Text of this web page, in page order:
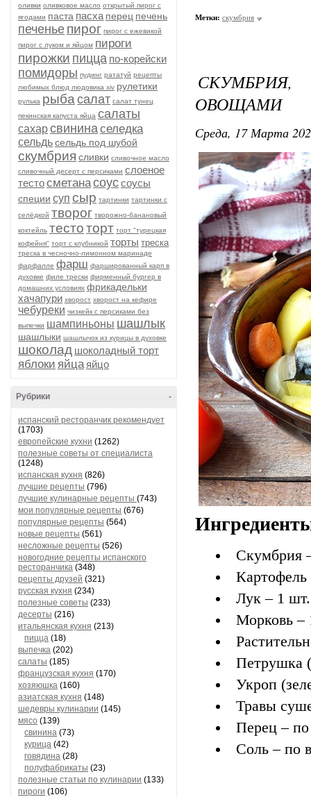
оливки оливковое масло открытый пирог с
ягодами паста пасха перец печень
печенье пирог пирог с ежевикой
пирог с луком и яйцом пироги
пирожки пицца по-корейски
помидоры пудинг рататуй рецепты
любимых блюд людовика xiv рулетики
рулька рыба салат салат тунец
пекинская капуста яйца салаты
сахарсвининаселедка
сельдьсельдь под шубой
скумбрия сливки сливочное масло
сливочный десерт с персиками слоеное
тестосметанасоуссоусы
специи суп сыр тартинки тартинки с
селёдкой творог творожно-банановый
коктейль тестоторт торт "турецкая
кофейня" торт с клубникой торты треска
треска в чесночно-лимонном маринаде
фарфалле фарш фаршированный карп в
духовке филе трески фирменный бургер в
домашних условиях фрикадельки
хачапури хворост хворост на кефире
чебуреки чизкейк с персиками без
выпечки шампиньоны шашлык
шашлыки шашлычок из курицы в духовке
шоколад шоколадный торт
яблоки яйца яйцо
-
Рубрики
испанский ресторанчик рекомендует
(1703)
европейские кухни (1262)
полезные советы от специалиста
(1248)
испанская кухня (826)
лучшие рецепты (796)
лучшие кулинарные рецепты (743)
мои популярные рецепты (676)
популярные рецепты (564)
новые рецепты (561)
несложные рецепты (526)
новогодние рецепты испанского
ресторанчика (348)
рецепты друзей (321)
русская кухня (234)
полезные советы (233)
десерты (216)
итальянская кухня (213)
пицца (18)
выпечка (202)
салаты (185)
французская кухня (170)
хозяюшка (160)
азиатская кухня (148)
шедевры кулинарии (145)
мясо (139)
свинина (73)
курица (42)
говядина (28)
полуфабрикаты (23)
полезные статьи по кулинарии (133)
пироги (106)
Метки: скумбрия
ОВОЩАМИ
Среда, 17 Марта
Скумбрия
Лук – 1 шт.
Морковь –
Петрушка
Укроп
Травы
Перец – по
Соль – по